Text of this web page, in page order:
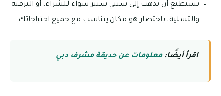
تستطيع أن تذهب إلى سيتي سنتر سواء للشراء، أو الترفيه
والتسلية، باختصار هو مكان يتناسب مع جميع احتياجاتك.
اقرأ أيضًا:معلومات عن حديقة مشرف دبي